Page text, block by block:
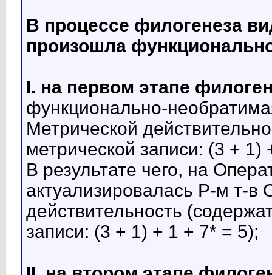
В процессе филогенеза
произошла
I. на первом этапе
функционально-
Метрической
метрической записи: (3 + 1)
В результате чего, на
актуализировалась Р-м т-в
действительность
записи: (3 + 1) + 1 + 7* = 5);